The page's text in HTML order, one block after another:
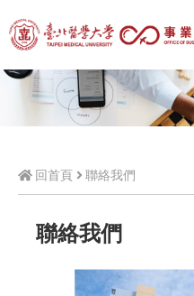
回首頁 聯絡我們
聯絡我們